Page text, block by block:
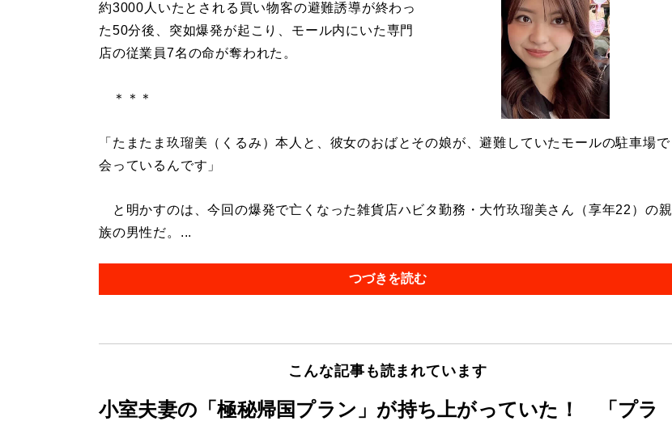
約3000人いたとされる買い物客の避難誘導が終わっ
た50分後、突如爆発が起こり、モール内にいた専門
店の従業員7名の命が奪われた。
＊＊＊
「たまたま玖瑠美（くるみ）本人と、彼女のおばとその娘が、避難していたモールの駐車場で
会っているんです」
と明かすのは、今回の爆発で亡くなった雑貨店ハビタ勤務・大竹玖瑠美さん（享年22）の親
族の男性だ。...
つづきを読む
こんな記事も読まれています
小室夫妻の「極秘帰国プラン」が持ち上がっていた！ 「プラ